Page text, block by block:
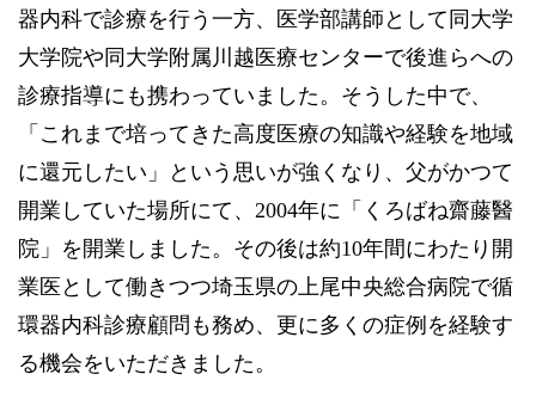
器内科で診療を行う一方、医学部講師として同大学
大学院や同大学附属川越医療センターで後進らへの
診療指導にも携わっていました。そうした中で、
「これまで培ってきた高度医療の知識や経験を地域
に還元したい」という思いが強くなり、父がかつて
開業していた場所にて、2004年に「くろばね齋藤醫
院」を開業しました。その後は約10年間にわたり開
業医として働きつつ埼玉県の上尾中央総合病院で循
環器内科診療顧問も務め、更に多くの症例を経験す
る機会をいただきました。